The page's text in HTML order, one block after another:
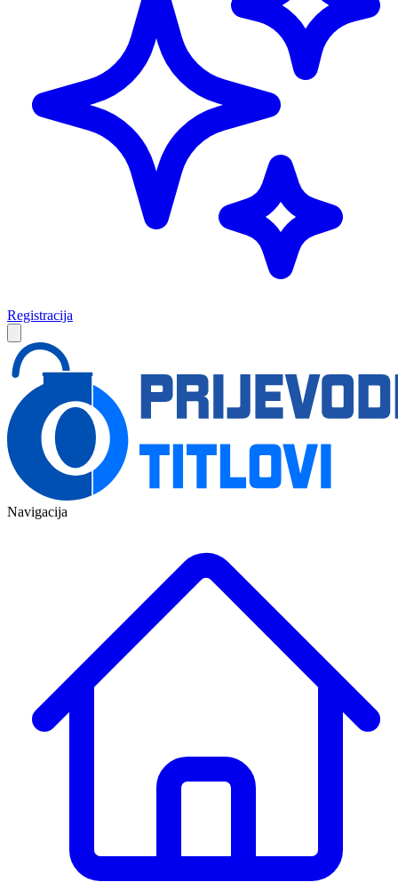
Registracija
Navigacija